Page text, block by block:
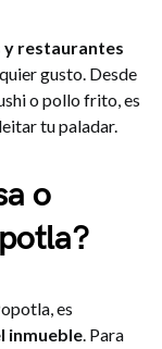
restaurantes
gusto. Desde
o pollo frito, es
tu paladar.
o
es
inmueble. Para